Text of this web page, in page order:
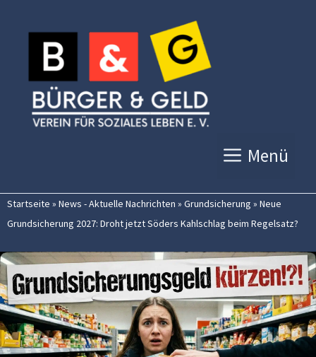
Inhalt
springen
Menü
Startseite » News - Aktuelle Nachrichten » Grundsicherung » Neue
Grundsicherung 2027: Droht jetzt Söders Kahlschlag beim Regelsatz?